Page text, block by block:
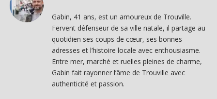
Gabin, 41 ans, est un amoureux de Trouville.
Fervent défenseur de sa ville natale, il partage au
quotidien ses coups de cœur, ses bonnes
adresses et l’histoire locale avec enthousiasme.
Entre mer, marché et ruelles pleines de charme,
Gabin fait rayonner l’âme de Trouville avec
authenticité et passion.